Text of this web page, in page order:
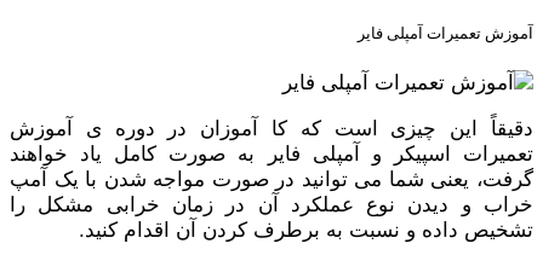
آموزش تعمیرات آمپلی فایر
دقیقاً این چیزی است که کا آموزان در دوره ی آموزش
تعمیرات اسپیکر و آمپلی فایر به صورت کامل یاد خواهند
گرفت، یعنی شما می توانید در صورت مواجه شدن با یک آمپ
خراب و دیدن نوع عملکرد آن در زمان خرابی مشکل را
تشخیص داده و نسبت به برطرف کردن آن اقدام کنید.